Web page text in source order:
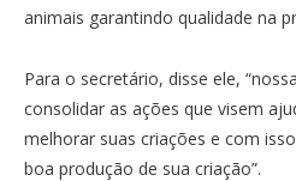
animais garantindo qualidade na
Para o secretário, disse ele,
consolidar as ações que visem
melhorar suas criações e com
boa produção de sua criação”.